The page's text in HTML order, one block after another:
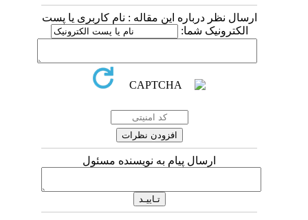
ارسال نظر درباره این مقاله : نام کاربری یا پست
الکترونیک شما:
ارسال پیام به نویسنده مسئول